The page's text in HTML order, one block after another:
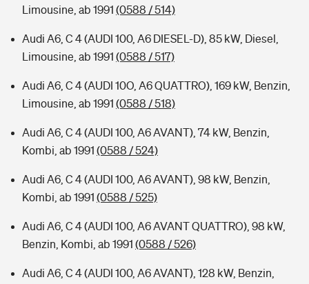
Limousine, ab 1991 (0588 / 514)
Audi A6, C 4 (AUDI 100, A6 DIESEL-D), 85 kW, Diesel,
Limousine, ab 1991 (0588 / 517)
Audi A6, C 4 (AUDI 10O, A6 QUATTRO), 169 kW, Benzin,
Limousine, ab 1991 (0588 / 518)
Audi A6, C 4 (AUDI 100, A6 AVANT), 74 kW, Benzin,
Kombi, ab 1991 (0588 / 524)
Audi A6, C 4 (AUDI 100, A6 AVANT), 98 kW, Benzin,
Kombi, ab 1991 (0588 / 525)
Audi A6, C 4 (AUDI 100, A6 AVANT QUATTRO), 98 kW,
Benzin, Kombi, ab 1991 (0588 / 526)
Audi A6, C 4 (AUDI 100, A6 AVANT), 128 kW, Benzin,